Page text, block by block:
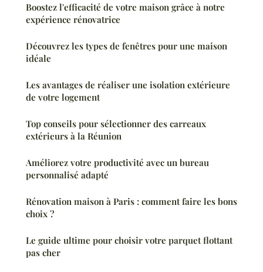
Boostez l'efficacité de votre maison grâce à notre
expérience rénovatrice
Découvrez les types de fenêtres pour une maison
idéale
Les avantages de réaliser une isolation extérieure
de votre logement
Top conseils pour sélectionner des carreaux
extérieurs à la Réunion
Améliorez votre productivité avec un bureau
personnalisé adapté
Rénovation maison à Paris : comment faire les bons
choix ?
Le guide ultime pour choisir votre parquet flottant
pas cher